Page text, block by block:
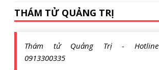
THÁM TỬ QUẢNG TRỊ
Thám tử Quảng Trị - Hotline
0913300335